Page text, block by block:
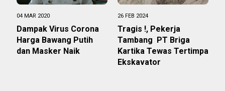
04 MAR 2020
Dampak Virus Corona
Harga Bawang Putih
dan Masker Naik
26 FEB 2024
Tragis !, Pekerja
Tambang PT Briga
Kartika Tewas Tertimpa
Ekskavator